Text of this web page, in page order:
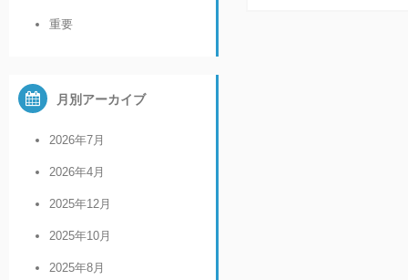
重要
月別アーカイブ
2026年7月
2026年4月
2025年12月
2025年10月
2025年8月